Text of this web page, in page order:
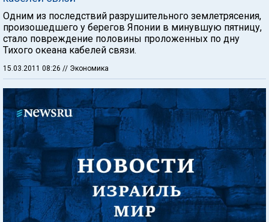
Одним из последствий разрушительного землетрясения,
произошедшего у берегов Японии в минувшую пятницу,
стало повреждение половины проложенных по дну
Тихого океана кабелей связи.
15.03.2011 08:26 // Экономика